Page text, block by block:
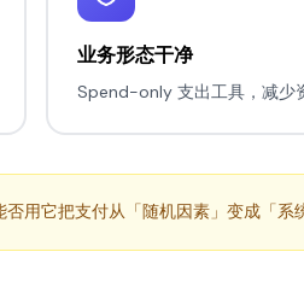
业务形态干净
Spend-only 支出工具，减少
用它把支付从「随机因素」变成「系